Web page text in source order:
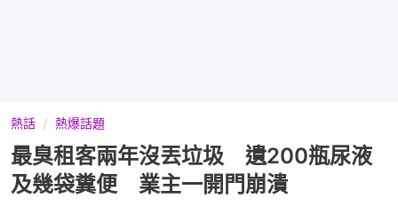
熱話 熱爆話題
最臭租客兩年沒丟垃圾 遺200瓶尿液
及幾袋糞便 業主一開門崩潰